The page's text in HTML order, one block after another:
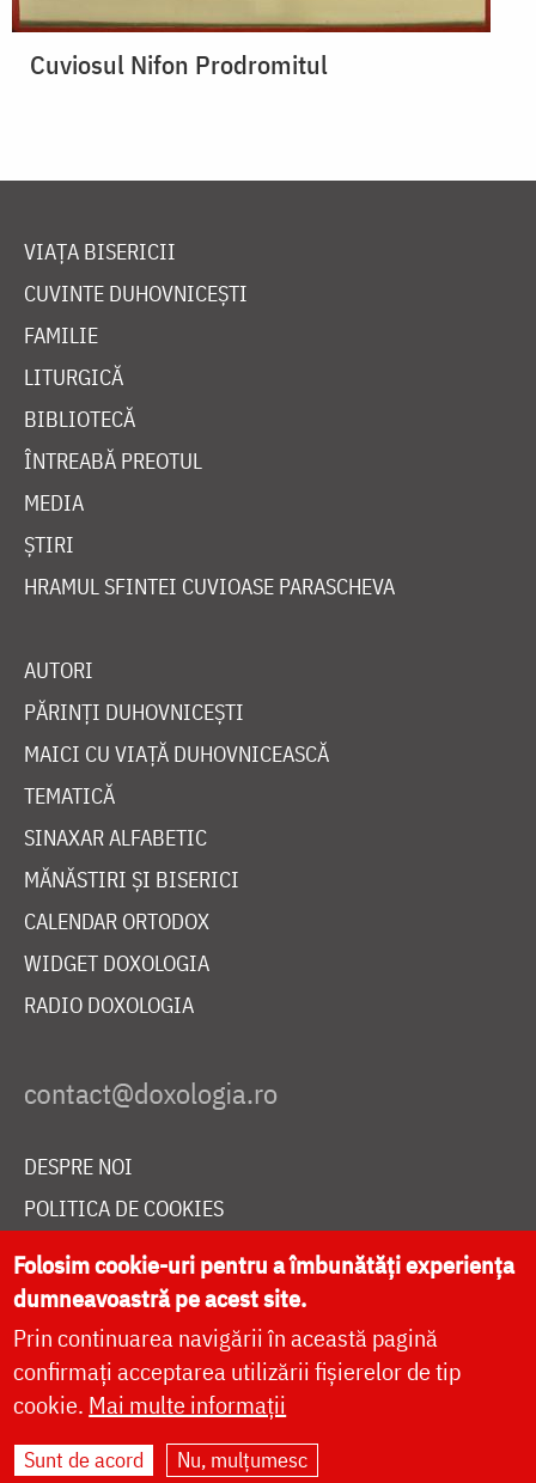
Cuviosul Nifon Prodromitul
VIAȚA BISERICII
CUVINTE DUHOVNICEȘTI
FAMILIE
LITURGICĂ
BIBLIOTECĂ
ÎNTREABĂ PREOTUL
MEDIA
ȘTIRI
HRAMUL SFINTEI CUVIOASE PARASCHEVA
AUTORI
PĂRINȚI DUHOVNICEȘTI
MAICI CU VIAȚĂ DUHOVNICEASCĂ
TEMATICĂ
SINAXAR ALFABETIC
MĂNĂSTIRI ȘI BISERICI
CALENDAR ORTODOX
WIDGET DOXOLOGIA
RADIO DOXOLOGIA
DESPRE NOI
POLITICA DE COOKIES
DONEAZĂ ONLINE PENTRU CATEDRALA NAȚIONALĂ
LIVE
Site dezvoltat deDOXOLOGIA MEDIA
Folosim cookie-uri pentru a îmbunătăți experiența
dumneavoastră pe acest site.
Prin continuarea navigării în această pagină
confirmați acceptarea utilizării fișierelor de tip
cookie. Mai multe informații
Sunt de acord Nu, mulțumesc